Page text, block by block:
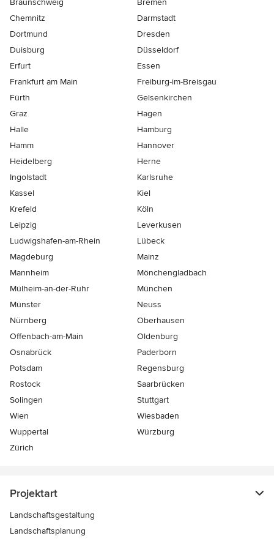
Braunschweig
Bremen
Chemnitz
Darmstadt
Dortmund
Dresden
Duisburg
Düsseldorf
Erfurt
Essen
Frankfurt am Main
Freiburg-im-Breisgau
Fürth
Gelsenkirchen
Graz
Hagen
Halle
Hamburg
Hamm
Hannover
Heidelberg
Herne
Ingolstadt
Karlsruhe
Kassel
Kiel
Krefeld
Köln
Leipzig
Leverkusen
Ludwigshafen-am-Rhein
Lübeck
Magdeburg
Mainz
Mannheim
Mönchen­gladbach
Mülheim-an-der-Ruhr
München
Münster
Neuss
Nürnberg
Oberhausen
Offenbach-am-Main
Oldenburg
Osnabrück
Paderborn
Potsdam
Regensburg
Rostock
Saarbrücken
Solingen
Stuttgart
Wien
Wiesbaden
Wuppertal
Würzburg
Zürich
Projektart
Landschaftsgestaltung
Landschaftsplanung